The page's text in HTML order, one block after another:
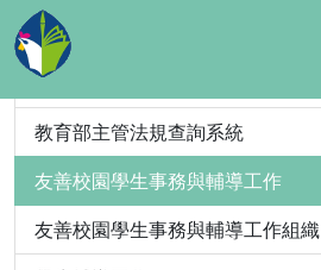
教育法規/教育部
教育主管法規
教育部主管法規查詢系統
友善校園學生事務與輔導工作
友善校園學生事務與輔導工作組織